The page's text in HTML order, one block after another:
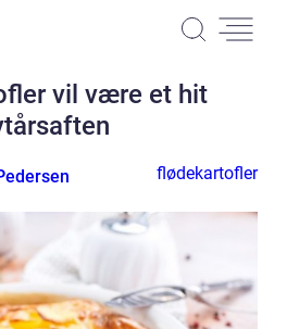
vil være et hit
flødekartofler